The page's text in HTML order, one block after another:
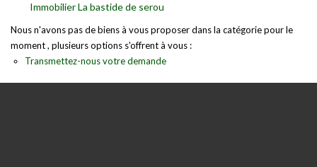
EN
Immobilier La bastide de serou
Nous n'avons pas de biens à vous proposer dans la catégorie pour le
moment , plusieurs options s'offrent à vous :
Transmettez-nous votre demande